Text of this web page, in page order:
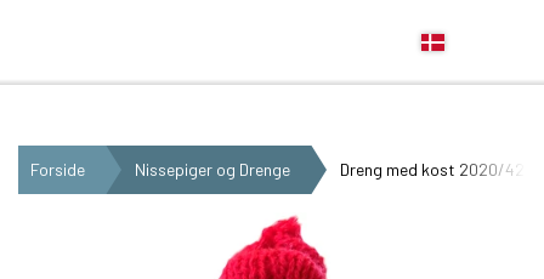
Forside Nissepiger og Drenge Dreng med kost 2020/422